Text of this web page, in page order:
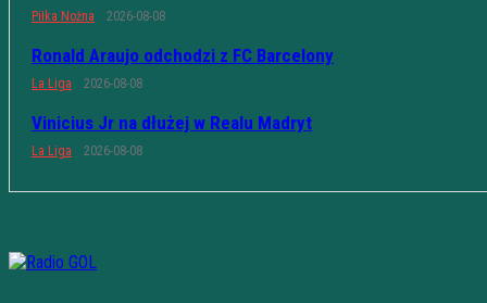
Piłka Nożna 2026-08-08
Ronald Araujo odchodzi z FC Barcelony
La Liga 2026-08-08
Vinicius Jr na dłużej w Realu Madryt
La Liga 2026-08-08